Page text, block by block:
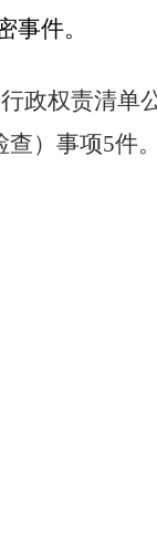
事件。
政权责清单
查）事项5件。